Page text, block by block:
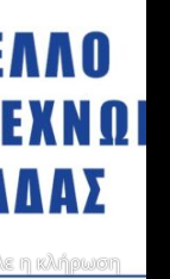
η κλήρωση